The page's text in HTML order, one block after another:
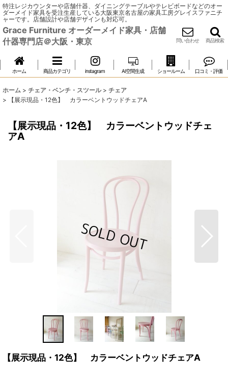
特注レジカウンターや店舗什器、ダイニングテーブルやテレビボードなどのオー
ダーメイド家具を受注生産している大阪東京名古屋の家具工房グレイスファニチ
ャーです。店舗設計や店舗デザインも対応可。
Grace Furniture オーダーメイド家具・店舗
什器専門店＠大阪・東京
問い合わせ 商品検索
ホーム 商品カテゴリ instagram AI空間生成 ショールーム 口コミ・評価
ホーム > チェア・ベンチ・スツール > チェア
>
【展示現品・12色】 カラーベントウッドチェアA
【展示現品・12色】 カラーベントウッドチェ
アA
【展示現品・12色】 カラーベントウッドチェアA